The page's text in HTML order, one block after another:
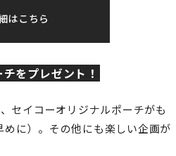
はこちら
をプレゼント！
セイコーオリジナルポーチがも
に）。その他にも楽しい企画が